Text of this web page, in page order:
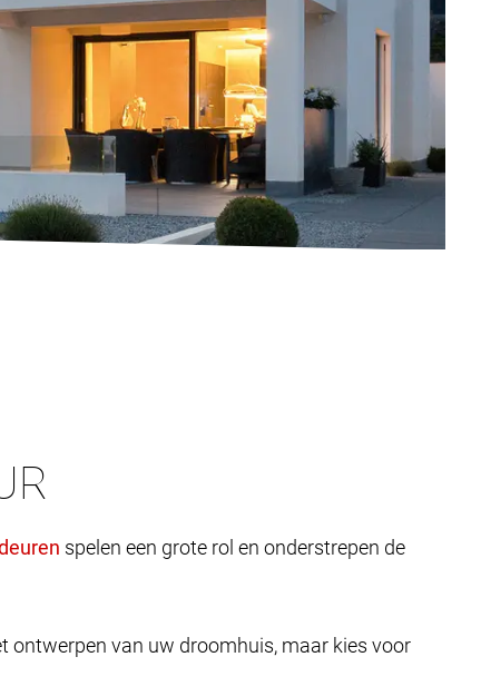
spelen een grote rol en onderstrepen de
ontwerpen van uw droomhuis, maar kies voor